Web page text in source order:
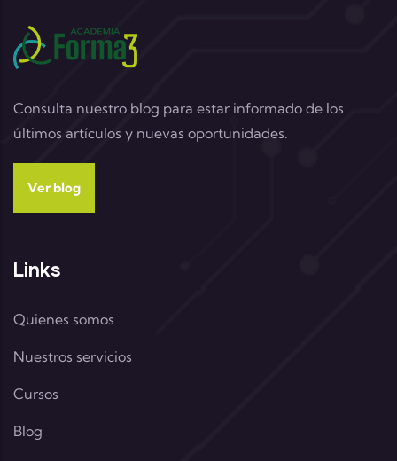
Consulta nuestro blog para estar informado de los
últimos artículos y nuevas oportunidades.
Ver blog
Links
Quienes somos
Nuestros servicios
Cursos
Blog